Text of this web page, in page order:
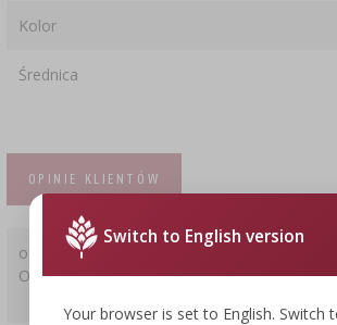
Kolor
Średnica
OPINIE KLIENTÓW
ocena:5
OK
Switch to English version
Your browser is set to English. Switch